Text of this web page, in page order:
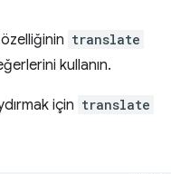
özelliğinin translate
kullanın.
için translate